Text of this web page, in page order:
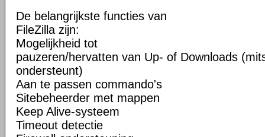
De belangrijkste functies van
FileZilla zijn:
Mogelijkheid tot
pauzeren/hervatten van Up- of Downloads
ondersteunt)
Aan te passen commando's
Sitebeheerder met mappen
Keep Alive-systeem
Timeout detectie